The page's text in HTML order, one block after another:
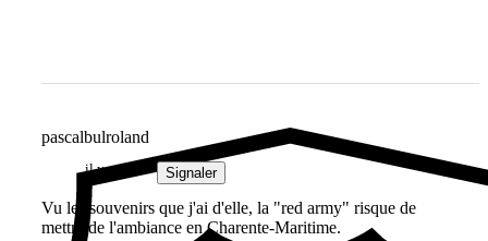
pascalbulroland
il y a 1 an Signaler
Vu les souvenirs que j'ai d'elle, la "red army" risque de
mettre de l'ambiance en Charente-Maritime.